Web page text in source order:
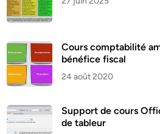
Cours comptabilité
bénéfice fiscal
24 août 2020
Support de cours
de tableur